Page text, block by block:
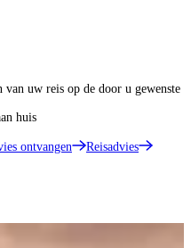
van uw reis op de door u gewenste
huis
ontvangen
Reisadvies